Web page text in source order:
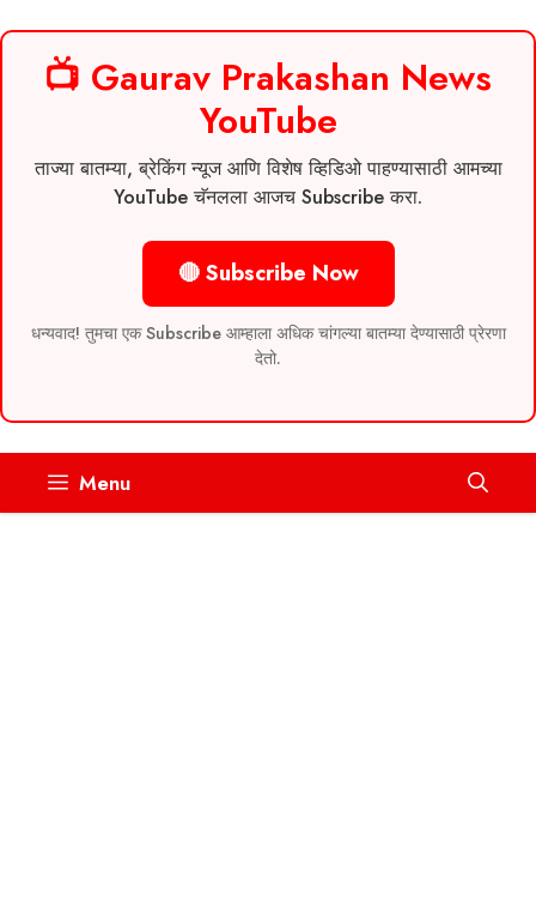
📺 Gaurav Prakashan News
YouTube
ताज्या बातम्या, ब्रेकिंग न्यूज आणि विशेष व्हिडिओ पाहण्यासाठी आमच्या
YouTube चॅनलला आजच Subscribe करा.
🔴 Subscribe Now
धन्यवाद! तुमचा एक Subscribe आम्हाला अधिक चांगल्या बातम्या देण्यासाठी प्रेरणा
देतो.
Menu